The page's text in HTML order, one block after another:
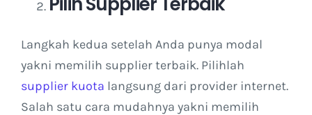
Langkah kedua setelah Anda punya modal
yakni memilih supplier terbaik. Pilihlah
supplier kuota langsung dari provider internet.
Salah satu cara mudahnya yakni memilih